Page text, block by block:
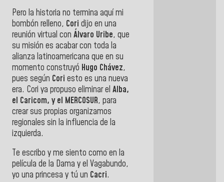
Pero la historia no termina aquí mi
bombón relleno, Cori dijo en una
reunión virtual con Álvaro Uribe, que
su misión es acabar con toda la
alianza latinoamericana que en su
momento construyó Hugo Chávez,
pues según Cori esto es una nueva
era. Cori ya propuso eliminar el Alba,
el Caricom, y el MERCOSUR, para
crear sus propias organizamos
regionales sin la influencia de la
izquierda.
Te escribo y me siento como en la
película de la Dama y el Vagabundo,
yo una princesa y tú un Cacri.